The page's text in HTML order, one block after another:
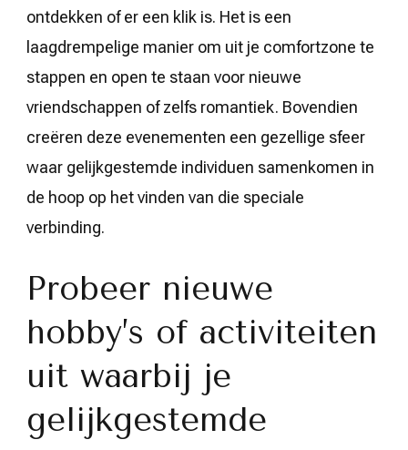
ontdekken of er een klik is. Het is een
laagdrempelige manier om uit je comfortzone te
stappen en open te staan voor nieuwe
vriendschappen of zelfs romantiek. Bovendien
creëren deze evenementen een gezellige sfeer
waar gelijkgestemde individuen samenkomen in
de hoop op het vinden van die speciale
verbinding.
Probeer nieuwe
hobby’s of activiteiten
uit waarbij je
gelijkgestemde